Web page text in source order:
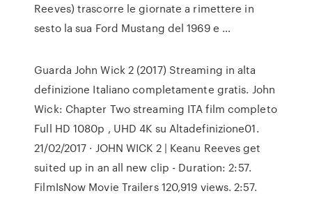
Reeves) trascorre le giornate a rimettere in
sesto la sua Ford Mustang del 1969 e …
Guarda John Wick 2 (2017) Streaming in alta
definizione Italiano completamente gratis. John
Wick: Chapter Two streaming ITA film completo
Full HD 1080p , UHD 4K su Altadefinizione01.
21/02/2017 · JOHN WICK 2 | Keanu Reeves get
suited up in an all new clip - Duration: 2:57.
FilmIsNow Movie Trailers 120,919 views. 2:57.